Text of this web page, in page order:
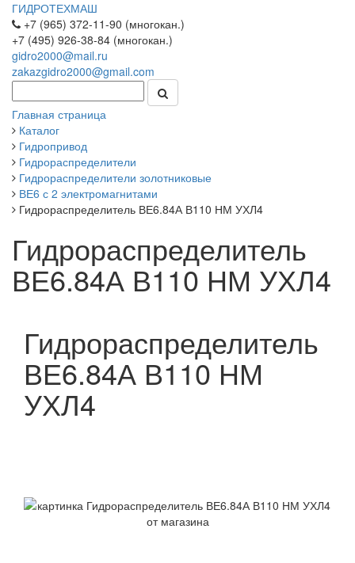
ГИДРОТЕХМАШ
+7 (965) 372-11-90 (многокан.)
+7 (495) 926-38-84 (многокан.)
gidro2000@mail.ru
zakazgidro2000@gmail.com
Главная страница
Каталог
Гидропривод
Гидрораспределители
Гидрораспределители золотниковые
ВЕ6 с 2 электромагнитами
Гидрораспределитель ВЕ6.84А В110 НМ УХЛ4
Гидрораспределитель
ВЕ6.84А В110 НМ УХЛ4
Гидрораспределитель
ВЕ6.84А В110 НМ
УХЛ4